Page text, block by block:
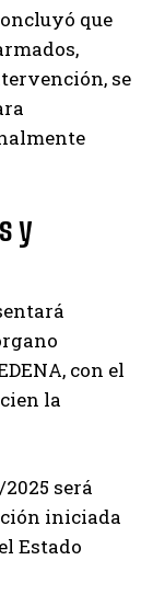
que
se
y
con el
la
será
iniciada
Estado